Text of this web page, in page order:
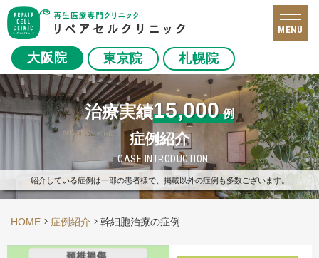
大阪院 東京院 札幌院
MENU
治療実績15,000 例
症例紹介
CASE INTRODUCTION
紹介している症例は一部の患者様で、掲載以外の症例も多数ございます。
HOME 症例紹介 幹細胞治療の症例